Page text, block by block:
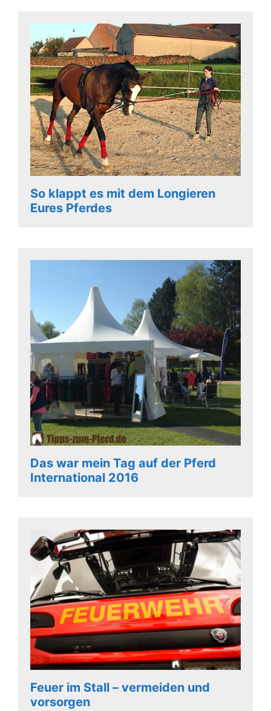
So klappt es mit dem Longieren
Eures Pferdes
Das war mein Tag auf der Pferd
International 2016
Feuer im Stall – vermeiden und
vorsorgen